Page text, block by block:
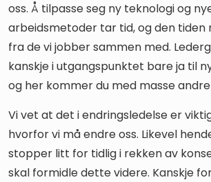
oss. Å tilpasse seg ny teknologi og
arbeidsmetoder tar tid, og den tiden
fra de vi jobber sammen med.
kanskje i utgangspunktet bare ja til
og her kommer du med masse
Vi vet at det i endringsledelse er
hvorfor vi må endre oss. Likevel
stopper litt for tidlig i rekken av
skal formidle dette videre. Kanskje